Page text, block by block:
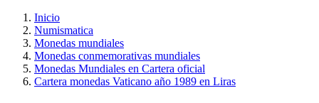
Inicio
Numismatica
Monedas mundiales
Monedas conmemorativas mundiales
Monedas Mundiales en Cartera oficial
Cartera monedas Vaticano año 1989 en Liras